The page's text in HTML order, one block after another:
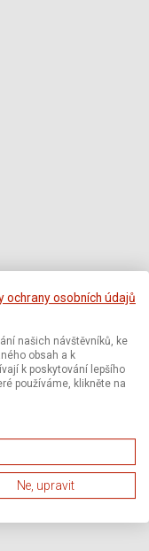
ochrany osobních údajů
našich návštěvníků, ke
obsah a k
k poskytování lepšího
používáme, klikněte na
Ne, upravit